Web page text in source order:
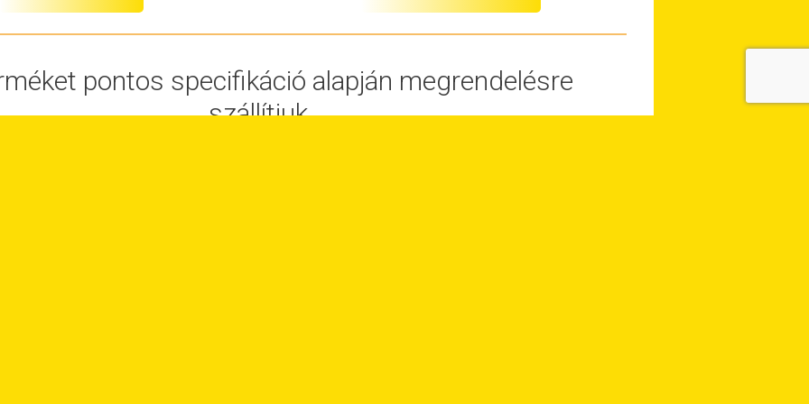
pontos specifikáció alapján megrendelésre
szállítjuk.